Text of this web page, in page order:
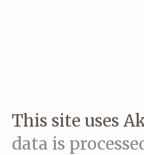
This site uses
data is